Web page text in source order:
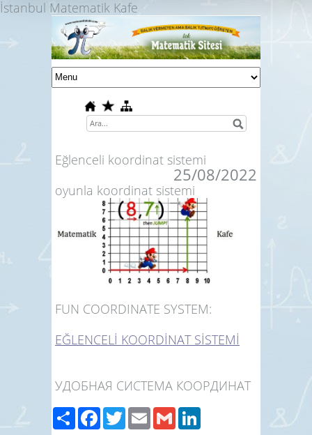
İstanbul Matematik Kafe
Eğlenceli koordinat sistemi
25/08/2022
oyunla koordinat sistemi
FUN COORDINATE SYSTEM:
EĞLENCELİ KOORDİNAT SİSTEMİ
УДОБНАЯ СИСТЕМА КООРДИНАТ
ShareFacebook
TwitterEmailGmail